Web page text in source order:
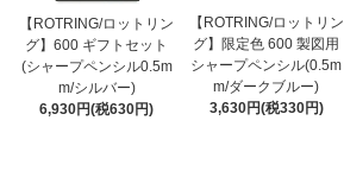
【ROTRING/ロットリン
グ】600 ギフトセット
(シャープペンシル0.5m
m/シルバー)
6,930円(税630円)
【ROTRING/ロットリン
グ】限定色 600 製図用
シャープペンシル(0.5m
m/ダークブルー)
3,630円(税330円)